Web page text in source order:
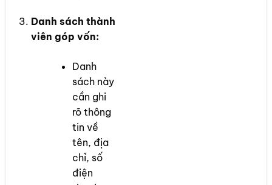
Danh sách thành
viên góp vốn:
Danh
sách này
cần ghi
rõ thông
tin về
tên, địa
chỉ, số
điện